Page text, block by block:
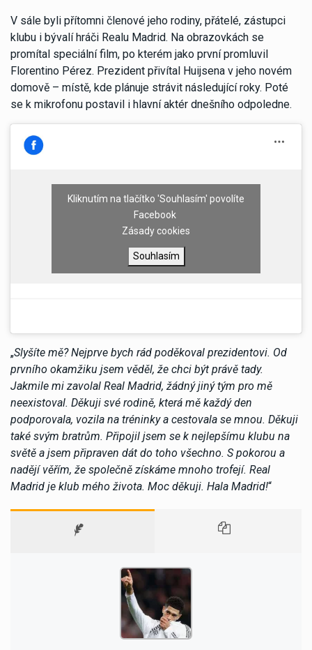
V sále byli přítomni členové jeho rodiny, přátelé, zástupci
klubu i bývalí hráči Realu Madrid. Na obrazovkách se
promítal speciální film, po kterém jako první promluvil
Florentino Pérez. Prezident přivítal Huijsena v jeho novém
domově – místě, kde plánuje strávit následující roky. Poté
se k mikrofonu postavil i hlavní aktér dnešního odpoledne.
Kliknutím na tlačítko 'Souhlasím' povolíte
Facebook
Zásady cookies
Souhlasím
„Slyšíte mě? Nejprve bych rád poděkoval prezidentovi. Od
prvního okamžiku jsem věděl, že chci být právě tady.
Jakmile mi zavolal Real Madrid, žádný jiný tým pro mě
neexistoval. Děkuji své rodině, která mě každý den
podporovala, vozila na tréninky a cestovala se mnou. Děkuji
také svým bratrům. Připojil jsem se k nejlepšímu klubu na
světě a jsem připraven dát do toho všechno. S pokorou a
nadějí věřím, že společně získáme mnoho trofejí. Real
Madrid je klub mého života. Moc děkuji. Hala Madrid!“